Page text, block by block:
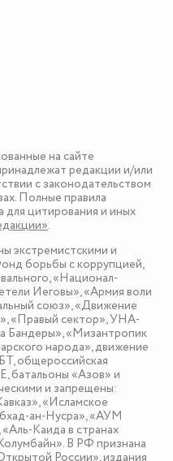
на сайте
редакции и/или
с законодательством
Полные правила
для цитирования и иных
.
экстремистскими и
борьбы с коррупцией,
«Национал-
Иеговы», «Армия воли
союз», «Движение
«Правый сектор», УНА-
Бандеры», «Мизантропик
народа», движение
общероссийская
батальоны «Азов» и
и запрещены:
«Исламское
ан-Нусра», «АУМ
Каида в странах
В РФ признана
России», издания